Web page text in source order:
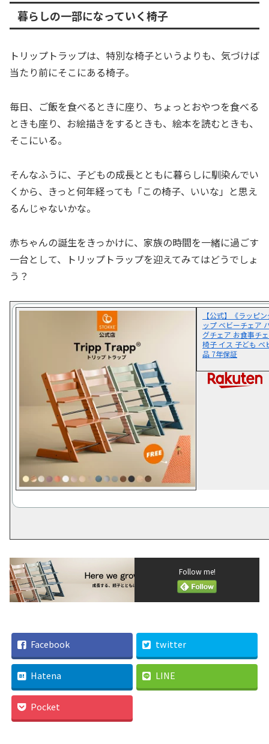
暮らしの一部になっていく椅子
トリップトラップは、特別な椅子というよりも、気づけば
当たり前にそこにある椅子。
毎日、ご飯を食べるときに座り、ちょっとおやつを食べる
ときも座り、お絵描きをするときも、絵本を読むときも、
そこにいる。
そんなふうに、子どもの成長とともに暮らしに馴染んでい
くから、きっと何年経っても「この椅子、いいな」と思え
るんじゃないかな。
赤ちゃんの誕生をきっかけに、家族の時間を一緒に過ごす
一台として、トリップトラップを迎えてみてはどうでしょ
う？
【公式】《ラッピ
ップ ベビーチェア
グチェア お食事チ
椅子 イス 子ども ベ
品 7年保証
Follow me!
Facebook twitter
Hatena LINE
Pocket